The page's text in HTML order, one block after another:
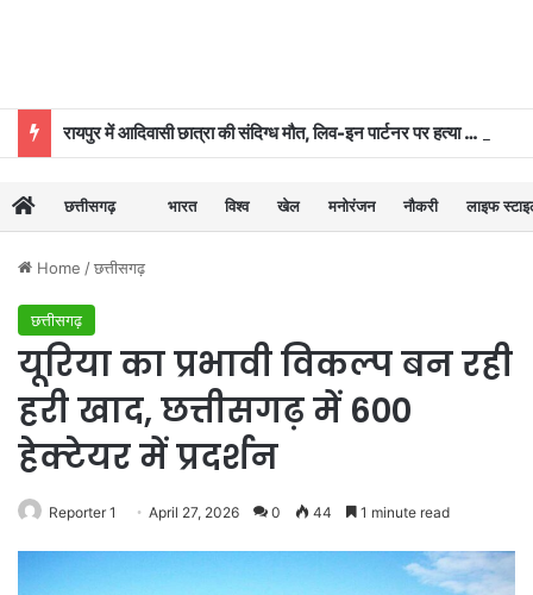
रायपुर में आदिवासी छात्रा की संदिग्ध मौत, लिव-इन पार्टनर पर हत्या का आरोप
छत्तीसगढ़ भारत विश्व खेल मनोरंजन नौकरी लाइफ
Home /छत्तीसगढ़
छत्तीसगढ़
यूरिया का प्रभावी विकल्प बन रही
हरी खाद, छत्तीसगढ़ में 600
हेक्टेयर में प्रदर्शन
Reporter 1 April 27, 2026 0 44 1 minute read